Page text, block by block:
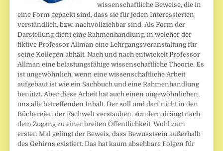
wissenschaftliche Beweise, die in
eine Form gepackt sind, dass sie für jeden Interessierten
verständlich, bzw. nachvollziehbar sind. Als Form der
Darstellung dient eine Rahmenhandlung, in welcher der
fiktive Professor Allman eine Lehrgangsveranstaltung für
seine Kollegen abhält. Nach und nach entwickelt Professor
Allman eine belastungsfähige wissenschaftliche Theorie. Es
ist ungewöhnlich, wenn eine wissenschaftliche Arbeit
aufgebaut ist wie ein Sachbuch und eine Rahmenhandlung
benützt. Aber diese Arbeit hat auch einen ungewöhnlichen,
uns alle betreffenden Inhalt. Der soll und darf nicht in den
Büchereien der Fachwelt verstauben, sondern drängt nach
dem Zugang zu einer breiten Öffentlichkeit. Wohl zum
ersten Mal gelingt der Beweis, dass Bewusstsein außerhalb
des Gehirns existiert. Das hat kaum absehbare Folgen für